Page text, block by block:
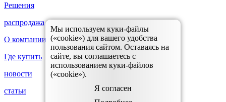
Решения
распродажа
О компании
Где купить
новости
статьи
Мы используем куки-файлы
(«cookie») для вашего удобства
пользования сайтом. Оставаясь на
сайте, вы соглашаетесь с
использованием куки-файлов
(«cookie»).
Я согласен